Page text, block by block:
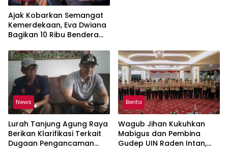
Ajak Kobarkan Semangat
Kemerdekaan, Eva Dwiana
Bagikan 10 Ribu Bendera
News
Lurah Tanjung Agung Raya
Berikan Klarifikasi Terkait
Dugaan Pengancaman
Berita
Wagub Jihan Kukuhkan
Mabigus dan Pembina
Gudep UIN Raden Intan,